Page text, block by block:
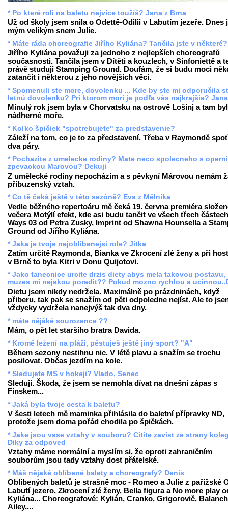
* Po které roli na baletu nejvíce toužíš? Jana z Brna
Už od školy jsem snila o Odettě-Odilii v Labutím jezeře. Dnes
mým velikým snem Julie.
* Máte ráda choreografie Jiřího Kyliána? Tančila jste v některé?
Jiřího Kyliána považuji za jednoho z nejlepších choreografů
současnosti. Tančila jsem v Dítěti a kouzlech, v Sinfoniettě a
právě studuji Stamping Ground. Doufám, že si budu moci
zatančit i některou z jeho novějších věcí.
* Spomenuli ste more, dovolenku ... Kde by ste mi odporučila
letnú dovolenku? Pri ktorom mori je podľa vás najkrajšie?
Minulý rok jsem byla v Chorvatsku na ostrově Lošinj a tam
nádherné moře.
* Koľko špičiek "spotrebujete" za predstavenie?
Záleží na tom, co je to za představení. Třeba v Raymondě
dva páry.
* Pochazite z umelecke rodiny? Mate neco spolecneho s operni
zpevackou Marovou? Dekuji
Z umělecké rodiny nepocházím a s pěvkyní Márovou nemám
příbuzenský vztah.
* Co tě čeká ještě v této sezóně? Eva z Mělníka
Vedle běžného repertoáru mě čeká 19. června premiéra
večera Motýlí efekt, kde asi budu tančit ve všech třech
Ways 03 od Petra Zusky, Imprint od Shawna Hounsella a
Ground od Jiřího Kyliána.
* Jaka je tvoje nejoblibenejsi role? Jitka
Zatím určitě Raymonda, Bianka ve Zkrocení zlé ženy a při
v Brně to byla Kitri v Donu Quijotovi.
* Jako tanecnice urcite drzis diety abys mela takovou postavu,
muzes mi nejakou poradit?? Pokud mozno rychlou a
Dietu jsem nikdy nedržela. Maximálně po prázdninách, když
přiberu, tak pak se snažím od pěti odpoledne nejíst. Ale to
vždycky vydržela nanejvýš tak dva dny.
* máte nějáké sourozence ??
Mám, o pět let staršího bratra Davida.
* Kromě ležení na pláži, pěstuješ ještě jiný sport? "A"
Během sezony nestihnu nic. V létě plavu a snažím se trochu
posilovat. Občas jezdím na kole.
* Sledujete MS v hokeji? Vlado, Senec
Sleduji. Škoda, že jsem se nemohla dívat na dnešní zápas s
Finskem...
* Jaká byla tvoje cesta k baletu?
V šesti letech mě maminka přihlásila do baletní přípravky ND,
protože jsem doma pořád chodila po špičkách.
* Jake jsou vase vztahy v souboru? Citite zavist ze strany
Diky za odpoved
Vztahy máme normální a myslím si, že oproti zahraničním
souborům jsou tady vztahy dost přátelské.
* Máš nějaké oblíbené balety a choreografy? Denis
Oblíbených baletů je strašně moc - Romeo a Julie z pařížské
Labutí jezero, Zkrocení zlé ženy, Bella figura a No more play
Kyliána... Choreografové: Kylián, Cranko, Grigorovič,
Ailey,...